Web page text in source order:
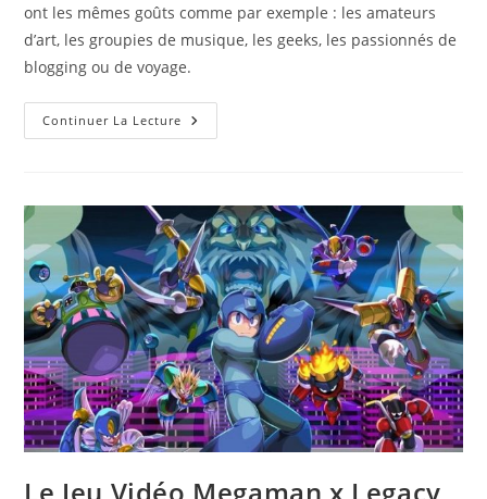
ont les mêmes goûts comme par exemple : les amateurs
d’art, les groupies de musique, les geeks, les passionnés de
blogging ou de voyage.
Continuer La Lecture Développer
Une
Le
Web